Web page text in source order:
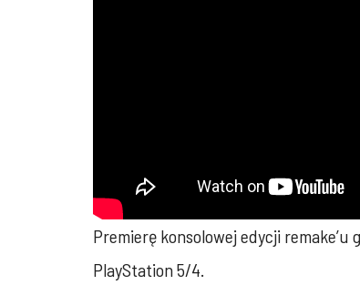
Premierę konsolowej edycji remake’u
PlayStation 5/4.